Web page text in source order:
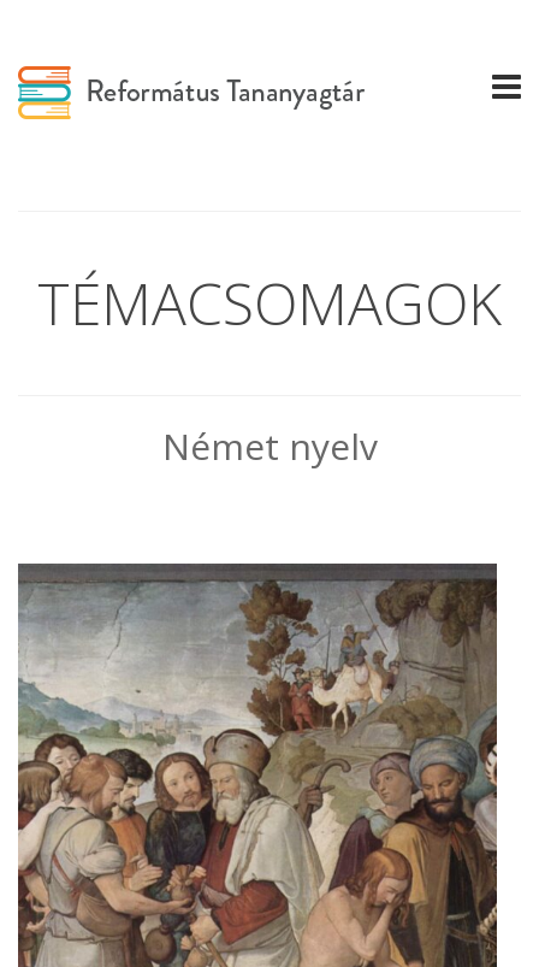
TÉMACSOMAGOK
Német nyelv